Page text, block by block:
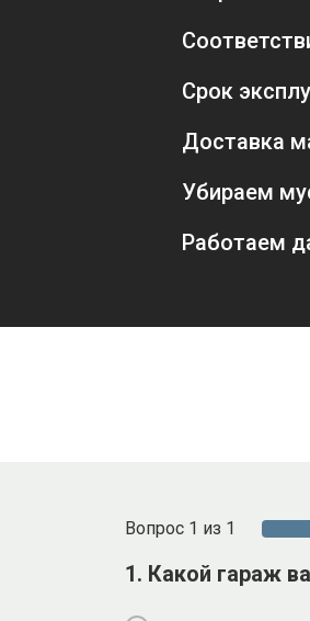
Срок
Доставка
Убираем
Работаем
Вопрос 1 из 1
1. Какой гараж